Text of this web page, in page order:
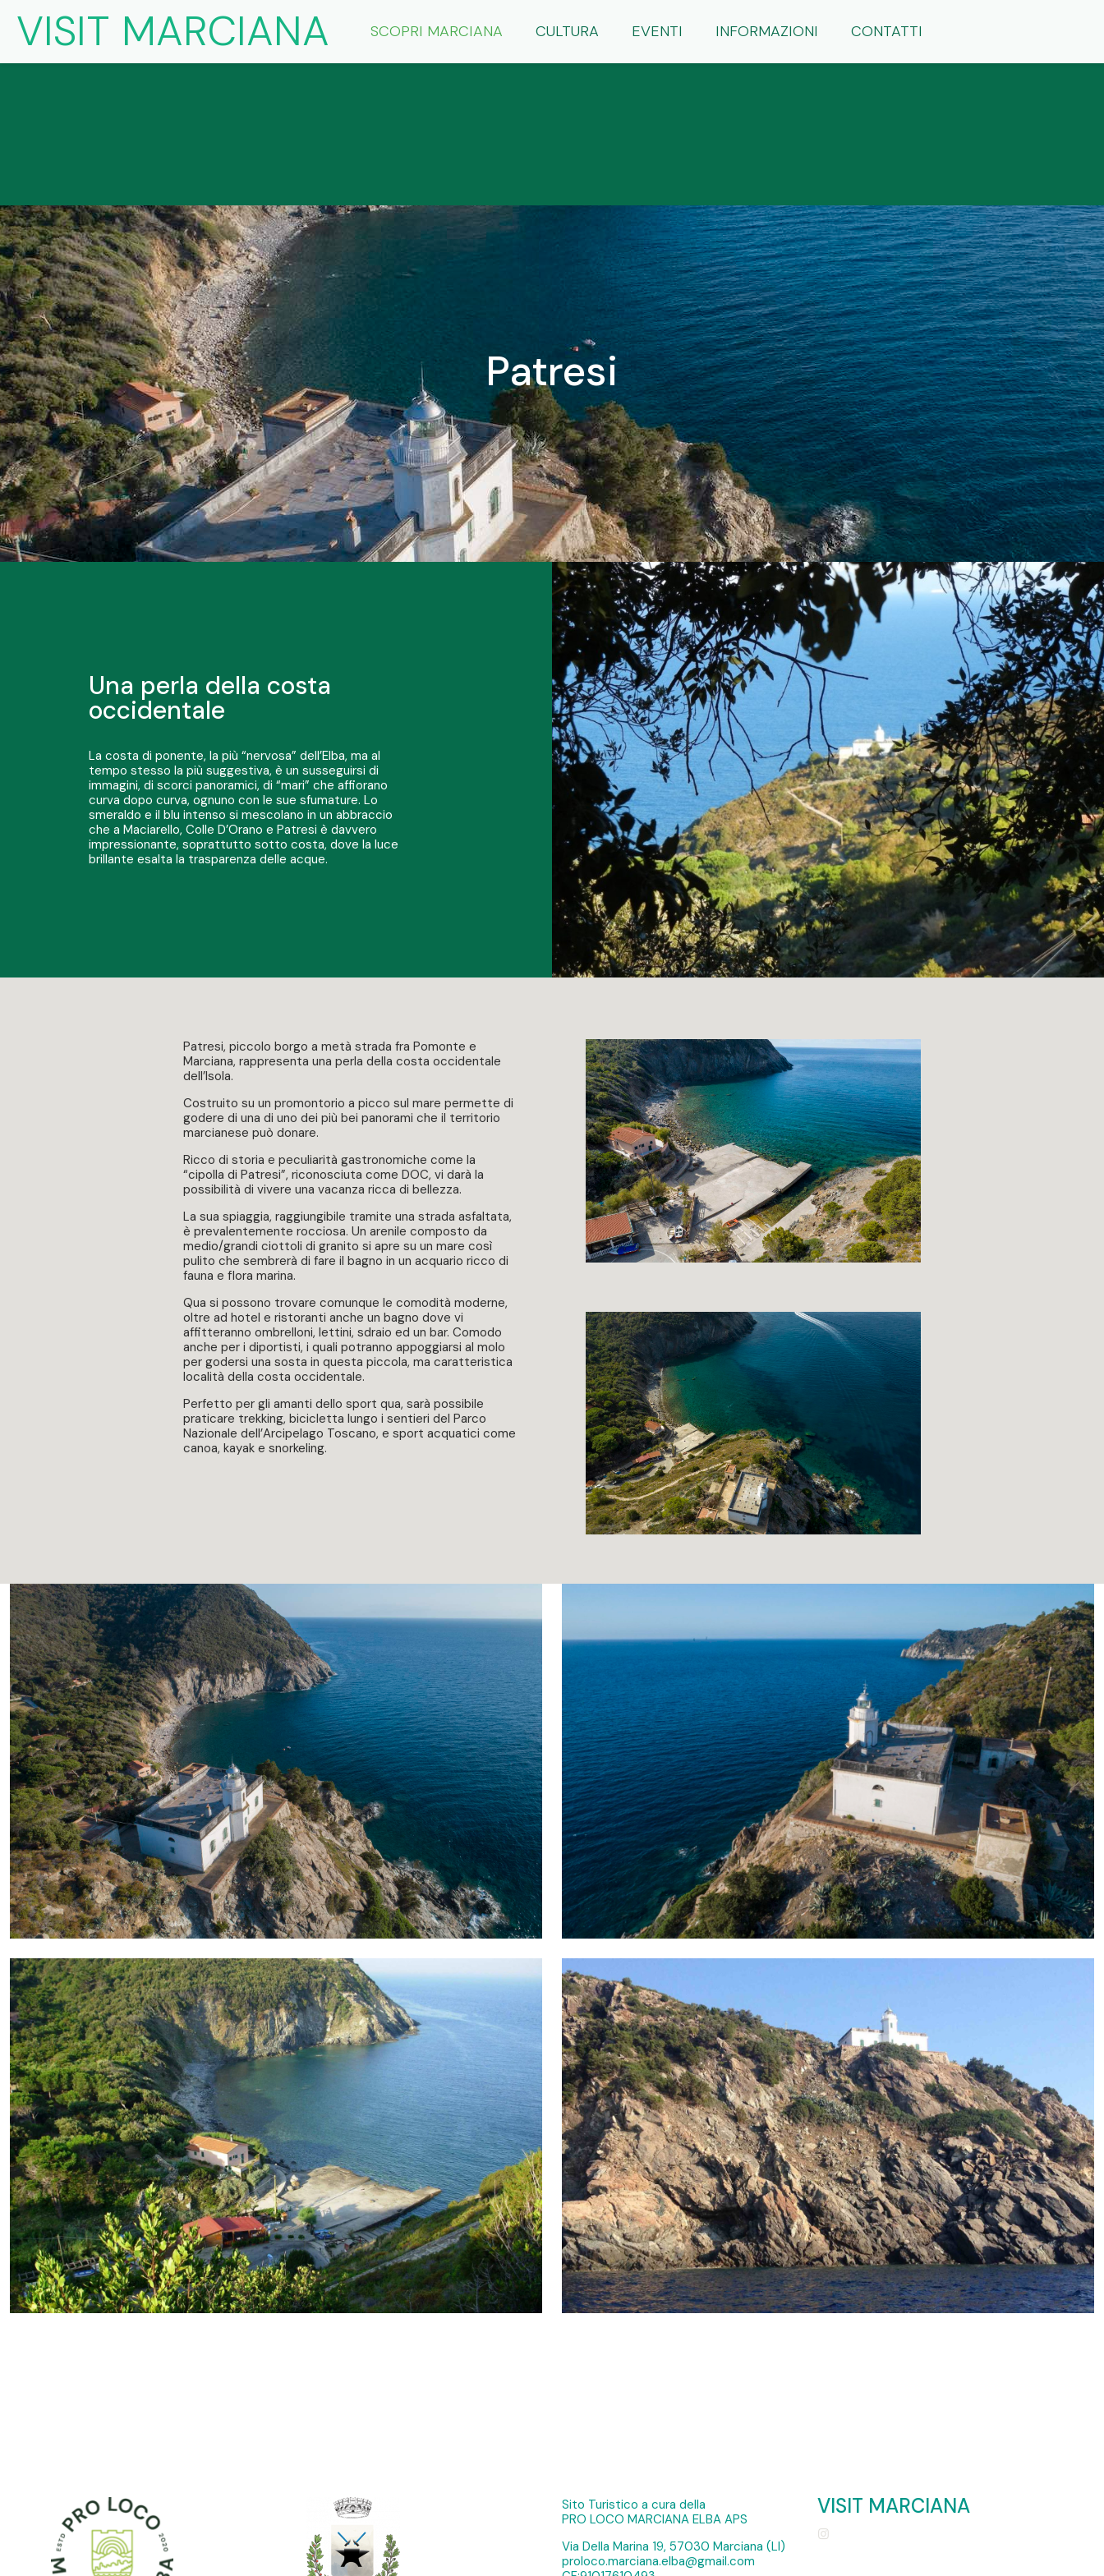
VISIT MARCIANA SCOPRI MARCIANA CULTURA EVENTI INFORMAZIONI CONTATTI
Patresi
Una perla della costa
occidentale
La costa di ponente, la più “nervosa” dell’Elba, ma al
tempo stesso la più suggestiva, è un susseguirsi di
immagini, di scorci panoramici, di “mari” che affiorano
curva dopo curva, ognuno con le sue sfumature. Lo
smeraldo e il blu intenso si mescolano in un abbraccio
che a Maciarello, Colle D’Orano e Patresi è davvero
impressionante, soprattutto sotto costa, dove la luce
brillante esalta la trasparenza delle acque.
Patresi, piccolo borgo a metà strada fra Pomonte e
Marciana, rappresenta una perla della costa occidentale
dell’Isola.
Costruito su un promontorio a picco sul mare permette di
godere di una di uno dei più bei panorami che il territorio
marcianese può donare.
Ricco di storia e peculiarità gastronomiche come la
“cipolla di Patresi”, riconosciuta come DOC, vi darà la
possibilità di vivere una vacanza ricca di bellezza.
La sua spiaggia, raggiungibile tramite una strada asfaltata,
è prevalentemente rocciosa. Un arenile composto da
medio/grandi ciottoli di granito si apre su un mare così
pulito che sembrerà di fare il bagno in un acquario ricco di
fauna e flora marina.
Qua si possono trovare comunque le comodità moderne,
oltre ad hotel e ristoranti anche un bagno dove vi
affitteranno ombrelloni, lettini, sdraio ed un bar. Comodo
anche per i diportisti, i quali potranno appoggiarsi al molo
per godersi una sosta in questa piccola, ma caratteristica
località della costa occidentale.
Perfetto per gli amanti dello sport qua, sarà possibile
praticare trekking, bicicletta lungo i sentieri del Parco
Nazionale dell’Arcipelago Toscano, e sport acquatici come
canoa, kayak e snorkeling.
Sito Turistico a cura della
PRO LOCO MARCIANA ELBA APS
Via Della Marina 19, 57030 Marciana (LI)
proloco.marciana.elba@gmail.com
VISIT MARCIANA